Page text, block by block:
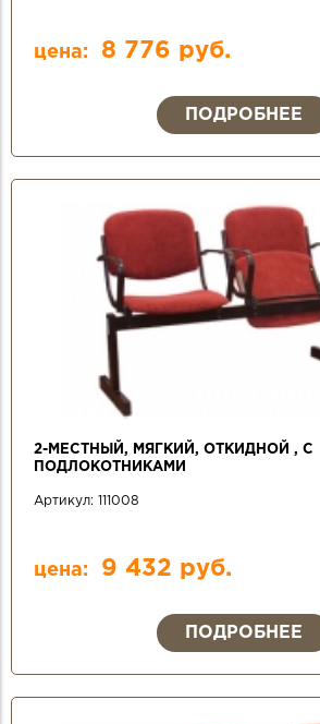
цена: 8 776 руб.
ПОДРОБНЕЕ
2-МЕСТНЫЙ, МЯГКИЙ, ОТКИДНОЙ , С
ПОДЛОКОТНИКАМИ
Артикул: 111008
цена: 9 432 руб.
ПОДРОБНЕЕ